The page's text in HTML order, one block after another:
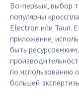
Во-первых, выбор
популярны
Electron или Tauri.
приложение,
быть
по использованию
большей